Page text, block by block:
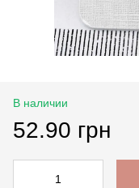
В наличии
52.90 грн